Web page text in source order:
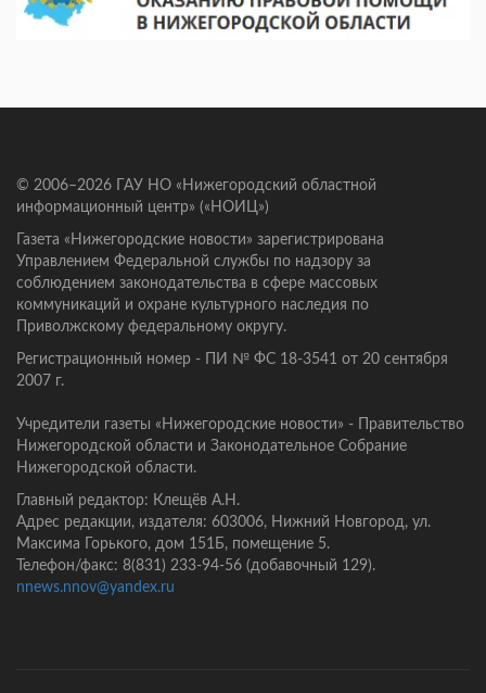
© 2006–2026 ГАУ НО «Нижегородский областной
информационный центр» («НОИЦ»)
Газета «Нижегородские новости» зарегистрирована
Управлением Федеральной службы по надзору за
соблюдением законодательства в сфере массовых
коммуникаций и охране культурного наследия по
Приволжскому федеральному округу.
Регистрационный номер - ПИ № ФС 18-3541 от 20 сентября
2007 г.
Учредители газеты «Нижегородские новости» - Правительство
Нижегородской области и Законодательное Собрание
Нижегородской области.
Главный редактор: Клещёв А.Н.
Адрес редакции, издателя: 603006, Нижний Новгород, ул.
Максима Горького, дом 151Б, помещение 5.
Телефон/факс: 8(831) 233-94-56 (добавочный 129).
nnews.nnov@yandex.ru